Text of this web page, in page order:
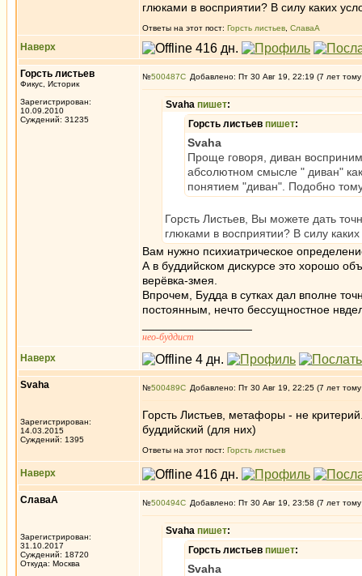
глюками в восприятии? В силу каких
Ответы на этот пост: Горсть листьев СлаваА
Наверх
Горсть листьев
Фикус, Историк
Зарегистрирован:
10.09.2010
Суждений: 31235
№500487 Добавлено: Пт 30 Авг 19, 22:19 (7 лет
Svaha пишет:
Горсть листьев пишет:
Svaha
Проще говоря, диван
абсолютном смысле " диван"
понятием "диван". Подобно
Горсть Листьев, Вы можете дать
глюками в восприятии? В силу
Вам нужно психиатрическое
А в буддийском дискурсе это хорошо
верёвка-змея.
Впрочем, Будда в сутках дал вполне
постоянным, нечто бессущностное
нео-буддист
Наверх
Svaha
Зарегистрирован:
14.03.2015
Суждений: 1395
№500489 Добавлено: Пт 30 Авг 19, 22:25 (7 лет
Горсть Листьев, метафоры - не
буддийский (для них)
Ответы на этот пост: Горсть листьев
Наверх
СлаваА
Зарегистрирован:
31.10.2017
Суждений: 18720
Откуда: Москва
№500494 Добавлено: Пт 30 Авг 19, 23:58 (7 лет
Svaha пишет:
Горсть листьев пишет:
Svaha